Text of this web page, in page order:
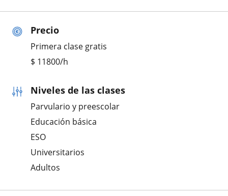
Precio
Primera clase gratis
$ 11800/h
Niveles de las clases
Parvulario y preescolar
Educación básica
ESO
Universitarios
Adultos